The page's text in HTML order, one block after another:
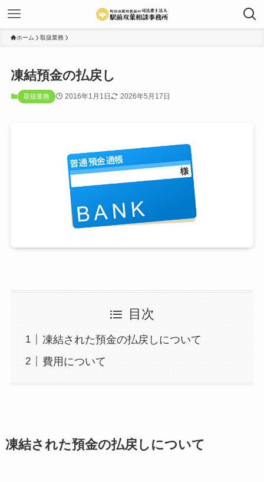
ホーム 取扱業務
凍結預金の払戻し
取扱業務 2016年1月1日 2026年5月17日
目次
凍結された預金の払戻しについて
費用について
凍結された預金の払戻しについて